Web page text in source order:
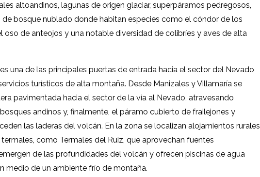
altoandinos, lagunas de origen glaciar, superpáramos pedregosos,
bosque nublado donde habitan especies como el cóndor de los
oso de anteojos y una notable diversidad de colibríes y aves de alta
una de las principales puertas de entrada hacia el sector del Nevado
turísticos de alta montaña. Desde Manizales y Villamaría se
pavimentada hacia el sector de la vía al Nevado, atravesando
andinos y, finalmente, el páramo cubierto de frailejones y
las laderas del volcán. En la zona se localizan alojamientos rurales
como Termales del Ruiz, que aprovechan fuentes
de las profundidades del volcán y ofrecen piscinas de agua
medio de un ambiente frío de montaña.